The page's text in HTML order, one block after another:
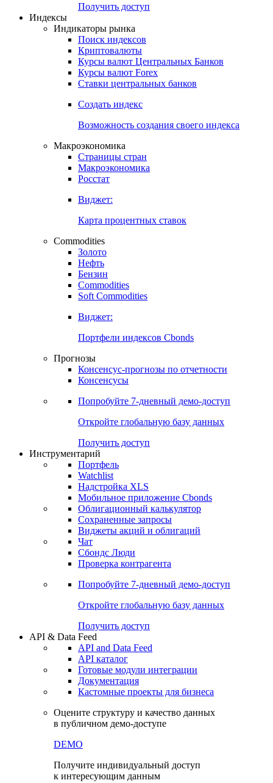
Получить доступ
Индексы
Индикаторы рынка
Поиск индексов
Криптовалюты
Курсы валют Центральных Банков
Курсы валют Forex
Ставки центральных банков
Создать индекс
Возможность создания своего индекса
Макроэкономика
Страницы стран
Макроэкономика
Росстат
Виджет:
Карта процентных ставок
Commodities
Золото
Нефть
Бензин
Commodities
Soft Commodities
Виджет:
Портфели индексов Cbonds
Прогнозы
Консенсус-прогнозы по отчетности
Консенсусы
Попробуйте 7-дневный демо-доступ
Откройте глобальную базу данных
Получить доступ
Инструментарий
Портфель
Watchlist
Надстройка XLS
Мобильное приложение Cbonds
Облигационный калькулятор
Сохраненные запросы
Виджеты акций и облигаций
Чат
Сбондс Люди
Проверка контрагента
Попробуйте 7-дневный демо-доступ
Откройте глобальную базу данных
Получить доступ
API & Data Feed
API and Data Feed
API каталог
Готовые модули интеграции
Документация
Кастомные проекты для бизнеса
Оцените структуру и качество данных
в публичном демо-доступе
DEMO
Получите индивидуальный доступ
к интересующим данным